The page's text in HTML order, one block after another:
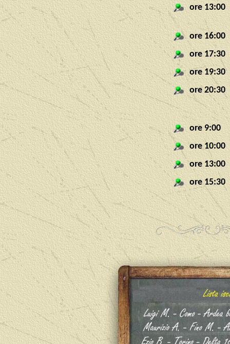
ore 13:00
ore 16:00
ore 17:30
ore 19:30
ore 20:30
ore 9:00
ore 10:00
ore 13:00
ore 15:30